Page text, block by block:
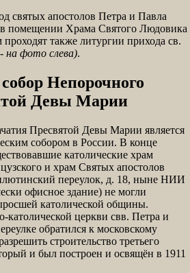
святых апостолов Петра и Павла
помещении Храма Святого Людовика
также литургии прихода св.
на фото слева).
Непорочного
Девы Марии
Пресвятой Девы Марии является
собором в России. В конце
католические храм
и храм Святых апостолов
переулок, д. 18, ныне НИИ
офисное здание) не могли
католической общины.
католической церкви свв. Петра и
обратился к московскому
строительство третьего
и был построен и освящён в 1911